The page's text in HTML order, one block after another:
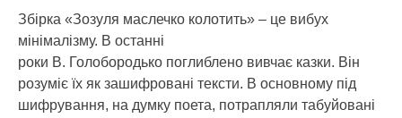
Збірка «Зозуля маслечко колотить» – це вибух
мінімалізму. В останні
роки В. Голобородько поглиблено вивчає казки. Він
розуміє їх як зашифровані тексти. В основному під
шифрування, на думку поета, потрапляли табуйовані